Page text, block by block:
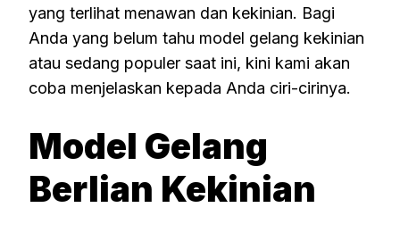
yang terlihat menawan dan kekinian. Bagi
Anda yang belum tahu model gelang kekinian
atau sedang populer saat ini, kini kami akan
coba menjelaskan kepada Anda ciri-cirinya.
Model Gelang
Berlian Kekinian